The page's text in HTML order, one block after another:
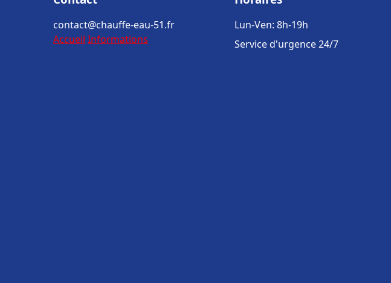
contact@chauffe-eau-51.fr
Accueil Informations
Lun-Ven: 8h-19h
Service d'urgence 24/7